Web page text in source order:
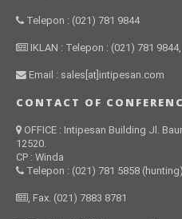
Telepon : (021) 781 9844
IKLAN : Telepon : (021) 781
Email : sales[at]intipesan.com
CONTACT OF
OFFICE : Intipesan Building Jl.
12520.
CP : Winda
Telepon : (021) 781 5858
, Fax. (021) 7883 8781